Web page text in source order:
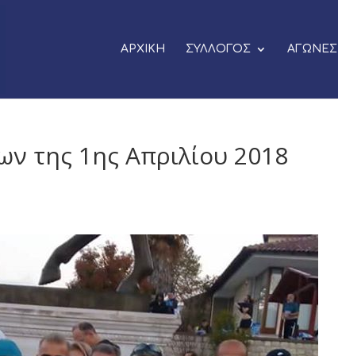
ΑΡΧΙΚΗ ΣΥΛΛΟΓΟΣ ΑΓΩΝΕΣ
της 1ης Απριλίου 2018